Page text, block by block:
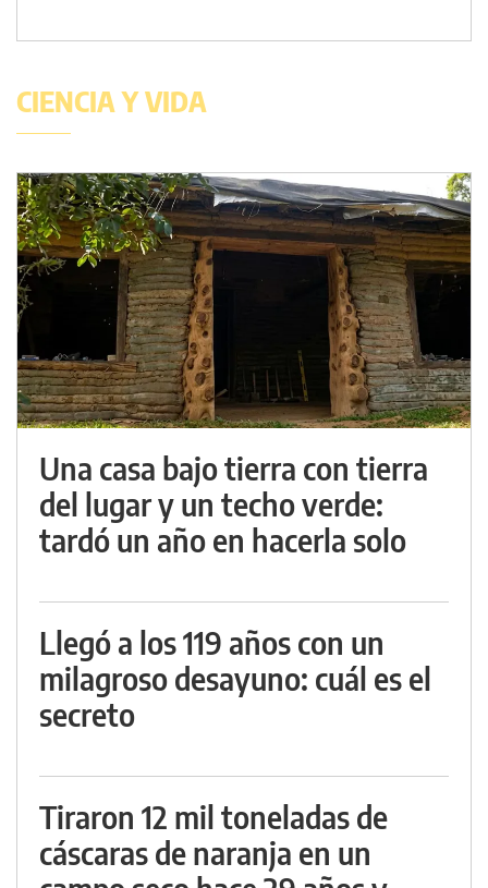
CIENCIA Y VIDA
Una casa bajo tierra con tierra
del lugar y un techo verde:
tardó un año en hacerla solo
Llegó a los 119 años con un
milagroso desayuno: cuál es el
secreto
Tiraron 12 mil toneladas de
cáscaras de naranja en un